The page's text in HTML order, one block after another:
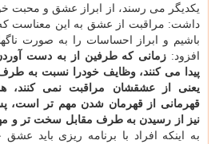
یكدیگر می رسند، از ابراز عشق و محبت
داشت: مراقبت از عشق به این معناست كه
باشیم و ابراز احساسات را به صورت
افزود: زمانی كه طرفین از به دست
پیدا می كنند، وظایف خودرا نسبت به طرف
یعنی از عشقشان مراقبت نمی كنند،
قهرمانی از قهرمان شدن مهم تر است،
نیز از رسیدن به طرف مقابل سخت تر و
به اینكه افراد با برنامه ریزی باید